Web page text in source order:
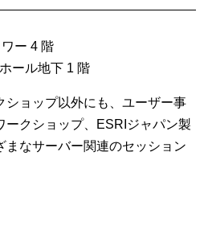
ー 4 階
ール地下 1 階
ショップ以外にも、ユーザー事
ークショップ、ESRIジャパン製
まなサーバー関連のセッション